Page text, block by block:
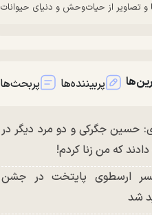
و تصاویر از حیات‌وحش و دنیای حیوانات
پربیننده‌ها پربحث‌ها
حسین جگرکی و دو مرد دیگر در
که من زنا کردم!
ارسطوی پایتخت در جشن
شد